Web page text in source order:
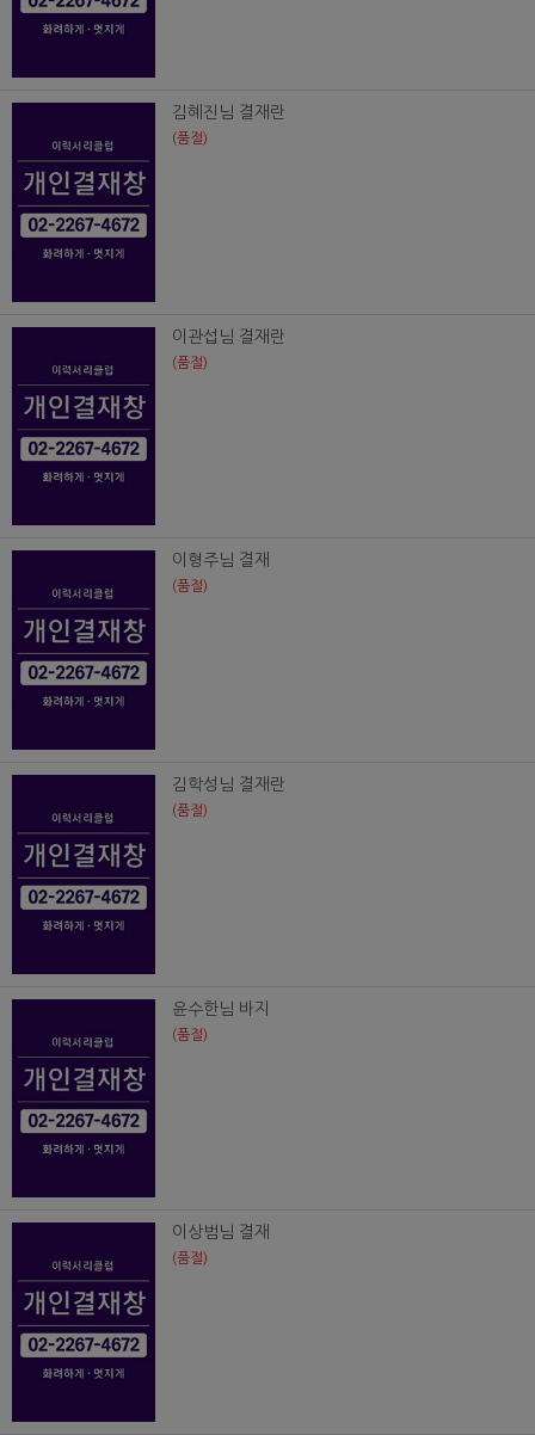
김혜진님 결재란
(품절)
이관섭님 결재란
(품절)
이형주님 결재
(품절)
김학성님 결재란
(품절)
윤수한님 바지
(품절)
이상범님 결재
(품절)